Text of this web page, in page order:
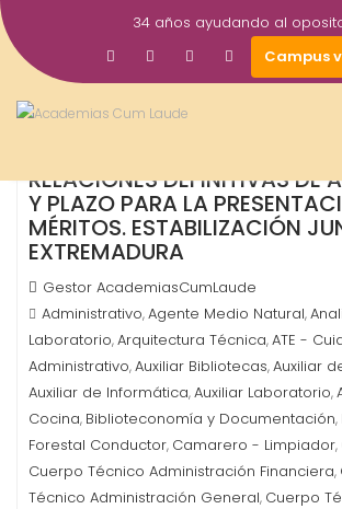
Saltar
al
contenido
34 años ayudando al
Campus
Nov
2023
RELACIONES DEFINITIVAS DE
Y PLAZO PARA LA
MÉRITOS. ESTABILIZACIÓN
EXTREMADURA
Gestor AcademiasCumLaude
Administrativo,Agente Medio Natural,
Laboratorio,Arquitectura Técnica,ATE -
Administrativo,Auxiliar Bibliotecas,Auxiliar
Auxiliar de Informática,Auxiliar Laboratorio,
Cocina, Biblioteconomía y Documentación,
Forestal Conductor, Camarero - Limpiador,
Cuerpo Técnico Administración Financiera,
Técnico Administración General, Cuerpo